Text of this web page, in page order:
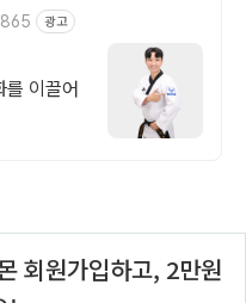
광고
를 이끌어